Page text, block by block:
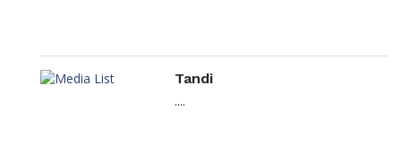
Tandi
....